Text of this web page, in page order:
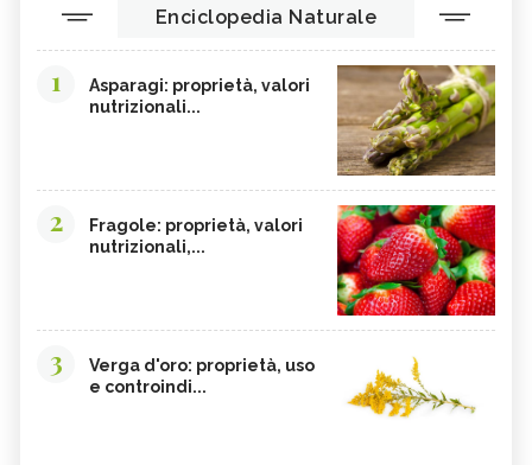
Enciclopedia Naturale
1
Asparagi: proprietà, valori
nutrizionali...
2
Fragole: proprietà, valori
nutrizionali,...
3
Verga d'oro: proprietà, uso
e controindi...